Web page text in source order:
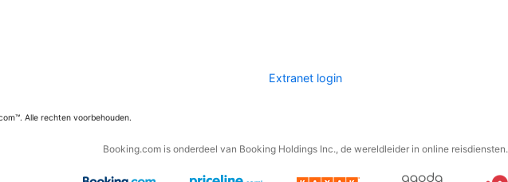
Extranet login
Alle rechten voorbehouden.
Booking.com is onderdeel van Booking Holdings Inc., de wereldleider in online reisdiensten.